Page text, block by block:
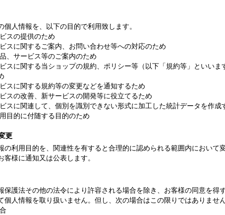
個人情報を、以下の目的で利用致します。
スの提供のため
スに関するご案内、お問い合わせ等への対応のため
、サービス等のご案内のため
スに関する当ショップの規約、ポリシー等（以下「規約等」といいま
スに関する規約等の変更などを通知するため
スの改善、新サービスの開発等に役立てるため
スに関連して、個別を識別できない形式に加工した統計データを作成
目的に付随する目的のため
更
の利用目的を、関連性を有すると合理的に認められる範囲内において
客様に通知又は公表します。
保護法その他の法令により許容される場合を除き、お客様の同意を得
個人情報を取り扱いません。但し、次の場合はこの限りではありません